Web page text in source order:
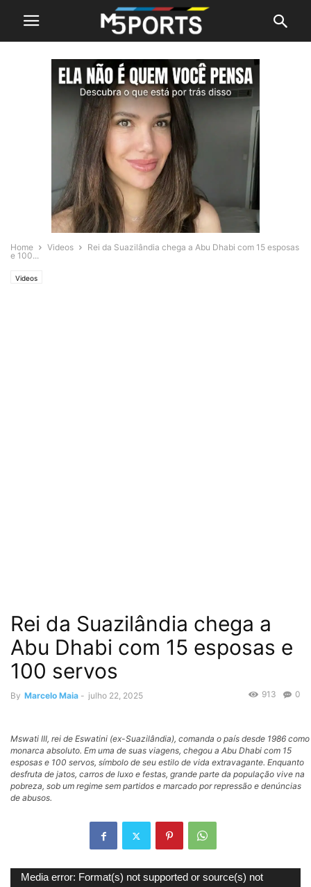
Home Videos
Rei da Suazilândia chega a Abu Dhabi com 15 esposas
e 100...
Videos
Rei da Suazilândia chega a
Abu Dhabi com 15 esposas e
100 servos
By Marcelo Maia - julho 22, 2025 0
913
Mswati III, rei de Eswatini (ex-Suazilândia), comanda o país desde 1986 como
monarca absoluto. Em uma de suas viagens, chegou a Abu Dhabi com 15
esposas e 100 servos, símbolo de seu estilo de vida extravagante. Enquanto
desfruta de jatos, carros de luxo e festas, grande parte da população vive na
pobreza, sob um regime sem partidos e marcado por repressão e denúncias
de abusos.
Tocador
Media error: Format(s) not supported or source(s) not